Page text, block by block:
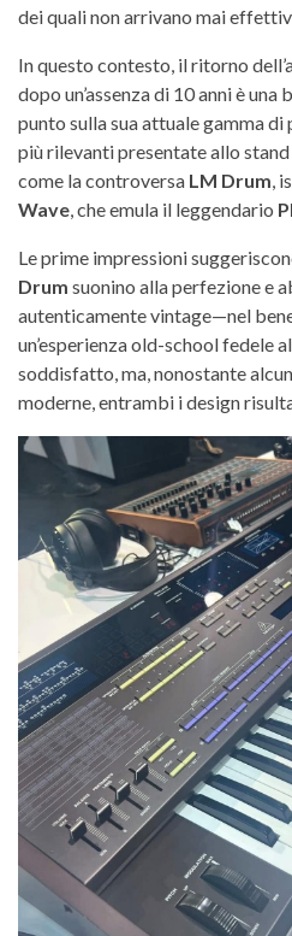
dei quali non arrivano mai
In questo contesto, il ritorno
dopo un’assenza di 10 anni è
punto sulla sua attuale gamma
più rilevanti presentate allo
come la controversa LM Drum,
Wave, che emula il leggendario
Le prime impressioni
Drum suonino alla perfezione e
autenticamente vintage—nel
un’esperienza old-school fedele
soddisfatto, ma, nonostante
moderne, entrambi i design